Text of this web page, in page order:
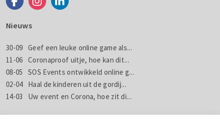
Nieuws
30-09 Geef een leuke online game als...
11-06 Coronaproof uitje, hoe kan dit...
08-05
SOS Events ontwikkeld online g...
02-04
Haal de kinderen uit de gordij...
14-03
Uw event en Corona, hoe zit di...